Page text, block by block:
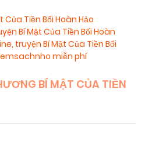
Của Tiền Bối Hoàn Hảo
Bí Mật Của Tiền Bối Hoàn
, truyện Bí Mật Của Tiền Bối
miễn phí
BÍ MẬT CỦA TIỀN